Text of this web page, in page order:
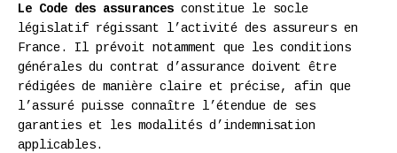
Le Code des assurances constitue le socle
législatif régissant l’activité des assureurs en
France. Il prévoit notamment que les conditions
générales du contrat d’assurance doivent être
rédigées de manière claire et précise, afin que
l’assuré puisse connaître l’étendue de ses
garanties et les modalités d’indemnisation
applicables.